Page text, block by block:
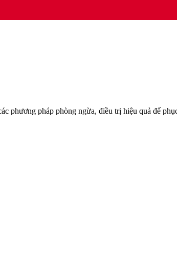
phương pháp phòng ngừa, điều trị hiệu quả để